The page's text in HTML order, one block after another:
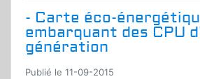
- Carte éco-
embarquant des CPU
génération
Publié le 11-09-2015